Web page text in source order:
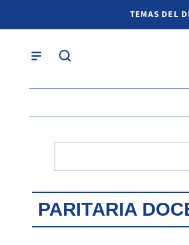
TEMAS DEL
PARITARIA